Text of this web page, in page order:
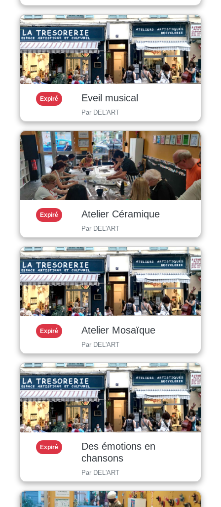
Expiré Eveil musical
Par DEL'ART
Expiré Atelier Céramique
Par DEL'ART
Expiré Atelier Mosaïque
Par DEL'ART
Expiré
Des émotions en
chansons
Par DEL'ART